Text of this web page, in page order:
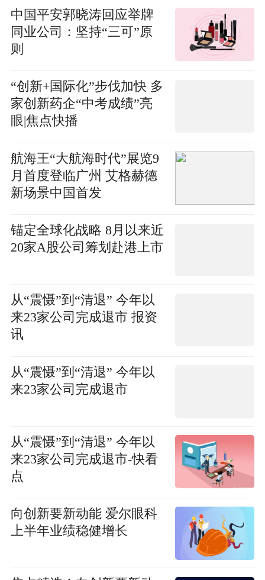
中国平安郭晓涛回应举牌
同业公司：坚持“三可”原
则
“创新+国际化”步伐加快 多
家创新药企“中考成绩”亮
眼|焦点快播
航海王“大航海时代”展览9
月首度登临广州 艾格赫德
新场景中国首发
锚定全球化战略 8月以来近
20家A股公司筹划赴港上市
从“震慑”到“清退” 今年以
来23家公司完成退市 报资
讯
从“震慑”到“清退” 今年以
来23家公司完成退市
从“震慑”到“清退” 今年以
来23家公司完成退市-快看
点
向创新要新动能 爱尔眼科
上半年业绩稳健增长